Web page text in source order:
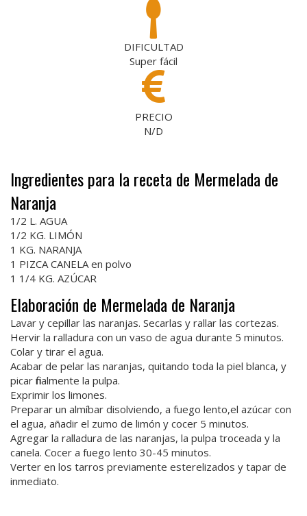
DIFICULTAD
Super fácil
PRECIO
N/D
Ingredientes para la receta de Mermelada de
Naranja
1/2 L. AGUA
1/2 KG. LIMÓN
1 KG. NARANJA
1 PIZCA CANELA en polvo
1 1/4 KG. AZÚCAR
Elaboración de Mermelada de Naranja
Lavar y cepillar las naranjas. Secarlas y rallar las cortezas.
Hervir la ralladura con un vaso de agua durante 5 minutos.
Colar y tirar el agua.
Acabar de pelar las naranjas, quitando toda la piel blanca, y
picar finalmente la pulpa.
Exprimir los limones.
Preparar un almíbar disolviendo, a fuego lento,el azúcar con
el agua, añadir el zumo de limón y cocer 5 minutos.
Agregar la ralladura de las naranjas, la pulpa troceada y la
canela. Cocer a fuego lento 30-45 minutos.
Verter en los tarros previamente esterelizados y tapar de
inmediato.